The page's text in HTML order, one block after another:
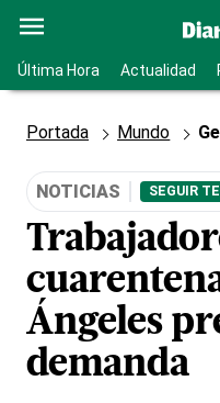
Última Hora Actualidad
Portada Mundo
NOTICIAS SEGUIR
Ángeles
demanda